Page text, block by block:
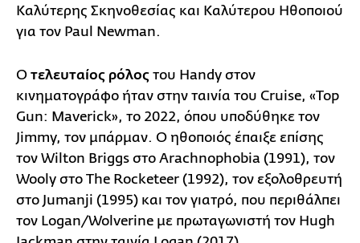
Καλύτερης Σκηνοθεσίας και Καλύτερου Ηθοποιού
για τον Paul Newman.
Ο τελευταίος ρόλος του Handy στον
κινηματογράφο ήταν στην ταινία του Cruise, «Top
Gun: Maverick», το 2022, όπου υποδύθηκε τον
Jimmy, τον μπάρμαν. Ο ηθοποιός έπαιξε επίσης
τον Wilton Briggs στο Arachnophobia (1991), τον
Wooly στο The Rocketeer (1992), τον εξολοθρευτή
στο Jumanji (1995) και τον γιατρό, που περιθάλπει
τον Logan/Wolverine με πρωταγωνιστή τον Hugh